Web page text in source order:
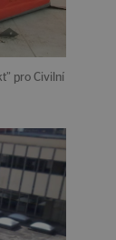
pro Civilní